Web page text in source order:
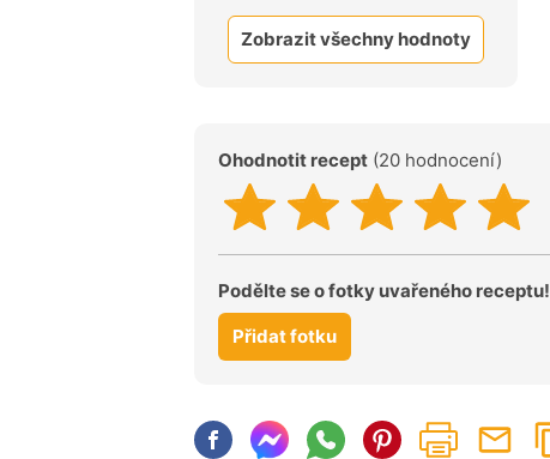
Zobrazit všechny hodnoty
Ohodnotit recept (20 hodnocení)
Podělte se o fotky uvařeného receptu!
Přidat fotku